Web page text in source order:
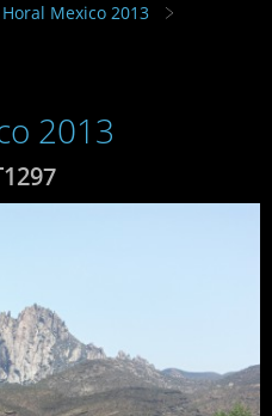
Horal Mexico 2013
2013